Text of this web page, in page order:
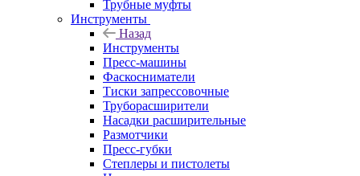
Трубные муфты
Инструменты
Назад
Инструменты
Пресс-машины
Фаскосниматели
Тиски запрессовочные
Труборасширители
Насадки расширительные
Размотчики
Пресс-губки
Степлеры и пистолеты